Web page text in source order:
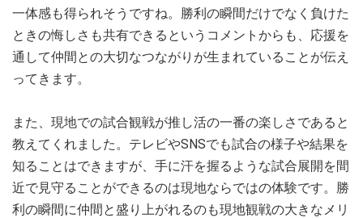
一体感も得られそうですね。勝利の瞬間だけでなく負けた
ときの悔しさも共有できるというコメントからも、応援を
通して仲間との大切なつながりが生まれていることが伝え
ってきます。
また、現地での試合観戦が推し活の一番の楽しさであると
教えてくれました。テレビやSNSでも試合の様子や結果を
知ることはできますが、手に汗を握るような試合展開を間
近で見守ることができるのは現地ならではの体験です。勝
利の瞬間に仲間と盛り上がれるのも現地観戦の大きなメリ